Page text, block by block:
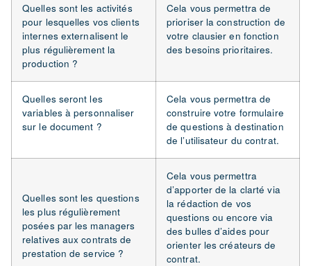
Quelles sont les activités
pour lesquelles vos clients
internes externalisent le
plus régulièrement la
production ?
Cela vous permettra de
prioriser la construction de
votre clausier en fonction
des besoins prioritaires.
Quelles seront les
variables à personnaliser
sur le document ?
Cela vous permettra de
construire votre formulaire
de questions à destination
de l’utilisateur du contrat.
Quelles sont les questions
les plus régulièrement
posées par les managers
relatives aux contrats de
prestation de service ?
Cela vous permettra
d’apporter de la clarté via
la rédaction de vos
questions ou encore via
des bulles d’aides pour
orienter les créateurs de
contrat.